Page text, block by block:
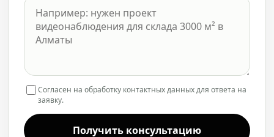
Согласен на обработку контактных данных для ответа на
заявку.
Получить консультацию